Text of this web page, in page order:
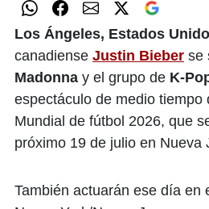
Los Ángeles, Estados
canadiense Justin Bieber se
Madonna y el grupo de K-
espectáculo de medio tiempo
Mundial de fútbol 2026, que
próximo 19 de julio en Nueva
También actuarán ese día en